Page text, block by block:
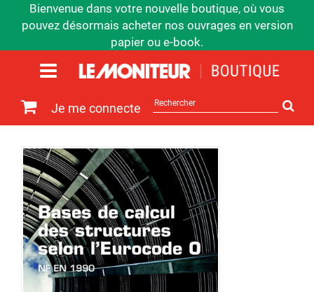
Bienvenue dans votre nouvelle boutique, où vous
pouvez désormais acheter nos ouvrages en version
papier ou e-book.
Je me connecte
sur
le